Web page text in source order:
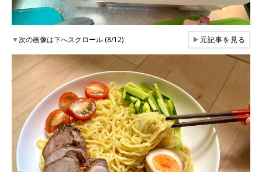
▼次の画像は下へスクロール (8/12) ▶元記事を見る